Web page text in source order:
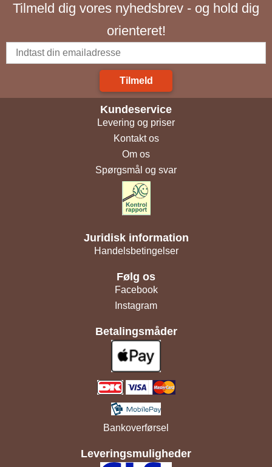
Tilmeld dig vores nyhedsbrev - og hold dig
orienteret!
Tilmeld
Kundeservice
Levering og priser
Kontakt os
Om os
Spørgsmål og svar
Juridisk information
Handelsbetingelser
Følg os
Facebook
Instagram
Betalingsmåder
Bankoverførsel
Leveringsmuligheder